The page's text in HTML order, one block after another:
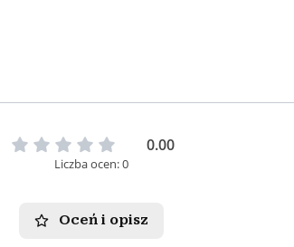
0.00
Liczba ocen: 0
Oceń i opisz